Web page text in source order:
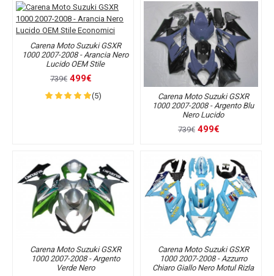
Carena Moto Suzuki GSXR
1000 2007-2008 - Arancia Nero
Lucido OEM Stile
739€ 499€
(5)
Carena Moto Suzuki GSXR
1000 2007-2008 - Argento Blu
Nero Lucido
739€ 499€
Carena Moto Suzuki GSXR
1000 2007-2008 - Argento
Verde Nero
Carena Moto Suzuki GSXR
1000 2007-2008 - Azzurro
Chiaro Giallo Nero Motul Rizla